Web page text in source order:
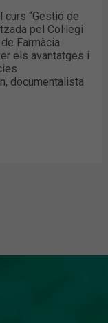
“Gestió de
pel Col·legi
Farmàcia
els avantatges i
documentalista